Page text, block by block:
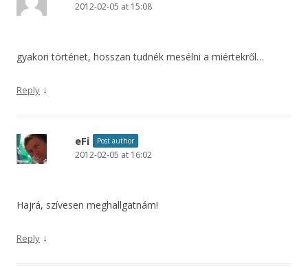
2012-02-05 at 15:08
gyakori történet, hosszan tudnék mesélni a miértekről…
Reply ↓
eFi Post author
2012-02-05 at 16:02
Hajrá, szívesen meghallgatnám!
Reply ↓